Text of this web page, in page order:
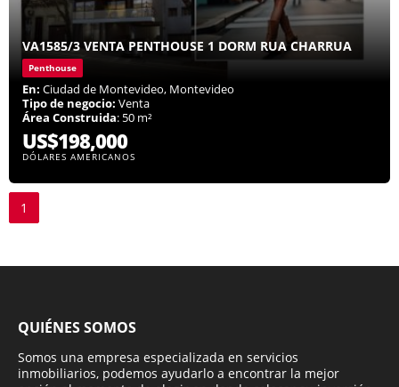
VA1585/3 VENTA PENTHOUSE 1 DORM RUA CHARRUA
Penthouse
En: Ciudad de Montevideo, Montevideo
Tipo de negocio: Venta
Área Construida: 50 m²
US$198,000
DÓLARES AMERICANOS
1
QUIÉNES SOMOS
Somos una empresa especializada en servicios
inmobiliarios, podemos ayudarlo a encontrar la mejor